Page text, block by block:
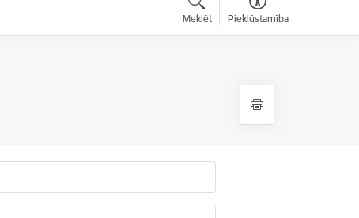
Meklēt Piekļūstamība